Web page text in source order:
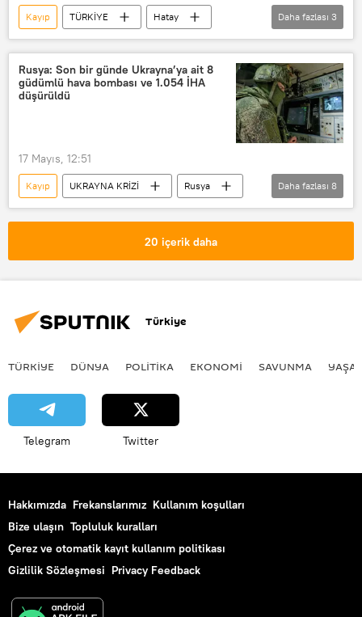
Kayıp TÜRKİYE
Hatay
Hatay Büyükşehir Belediyesi
Sel
Daha fazlası 3
Rusya: Son bir günde Ukrayna’ya ait 8
güdümlü hava bombası ve 1.054 İHA
düşürüldü
17 Mayıs, 12:51
Kayıp UKRAYNA KRİZİ
Rusya
Rusya Savunma Bakanlığı
Ukrayna
Ukrayna Silahlı Kuvvetleri
özel askeri harekat
İHA
Daha fazlası 8
20 içerik daha
Türkiye
TÜRKIYE DÜNYA POLİTİKA EKONOMİ SAVUNMA
Telegram Twitter
Hakkımızda Frekanslarımız Kullanım koşulları
Bize ulaşın Topluluk kuralları
Çerez ve otomatik kayıt kullanım politikası
Gizlilik Sözleşmesi Privacy Feedback